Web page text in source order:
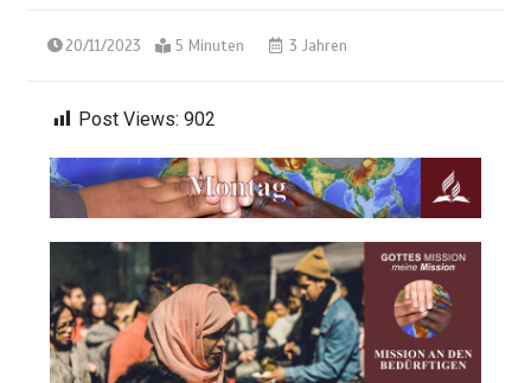
20/11/2023 5 Minuten 3 Jahren
Post Views: 902